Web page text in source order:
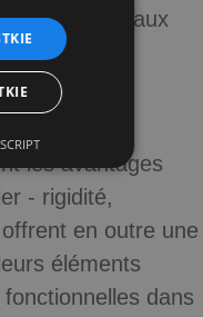
corrosion et aux
palettes
?
les avantages
- rigidité,
en outre une
éléments
dans